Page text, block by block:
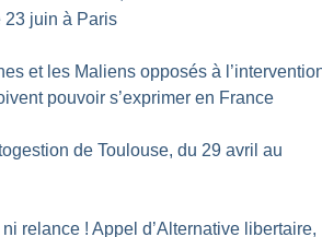
23 juin à Paris
et les Maliens opposés à
pouvoir s’exprimer en France
de Toulouse, du 29 avril au
ni relance ! Appel d’Alternative libertaire,